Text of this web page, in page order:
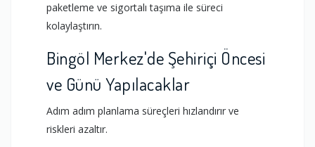
paketleme ve sigortalı taşıma ile süreci
kolaylaştırın.
Bingöl Merkez'de Şehiriçi Öncesi
ve Günü Yapılacaklar
Adım adım planlama süreçleri hızlandırır ve
riskleri azaltır.